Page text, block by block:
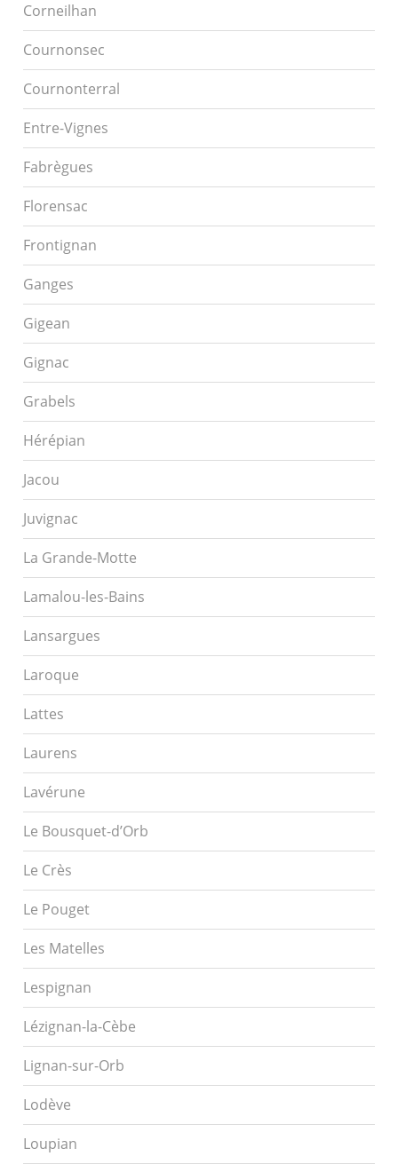
Corneilhan
Cournonsec
Cournonterral
Entre-Vignes
Fabrègues
Florensac
Frontignan
Ganges
Gigean
Gignac
Grabels
Hérépian
Jacou
Juvignac
La Grande-Motte
Lamalou-les-Bains
Lansargues
Laroque
Lattes
Laurens
Lavérune
Le Bousquet-d’Orb
Le Crès
Le Pouget
Les Matelles
Lespignan
Lézignan-la-Cèbe
Lignan-sur-Orb
Lodève
Loupian